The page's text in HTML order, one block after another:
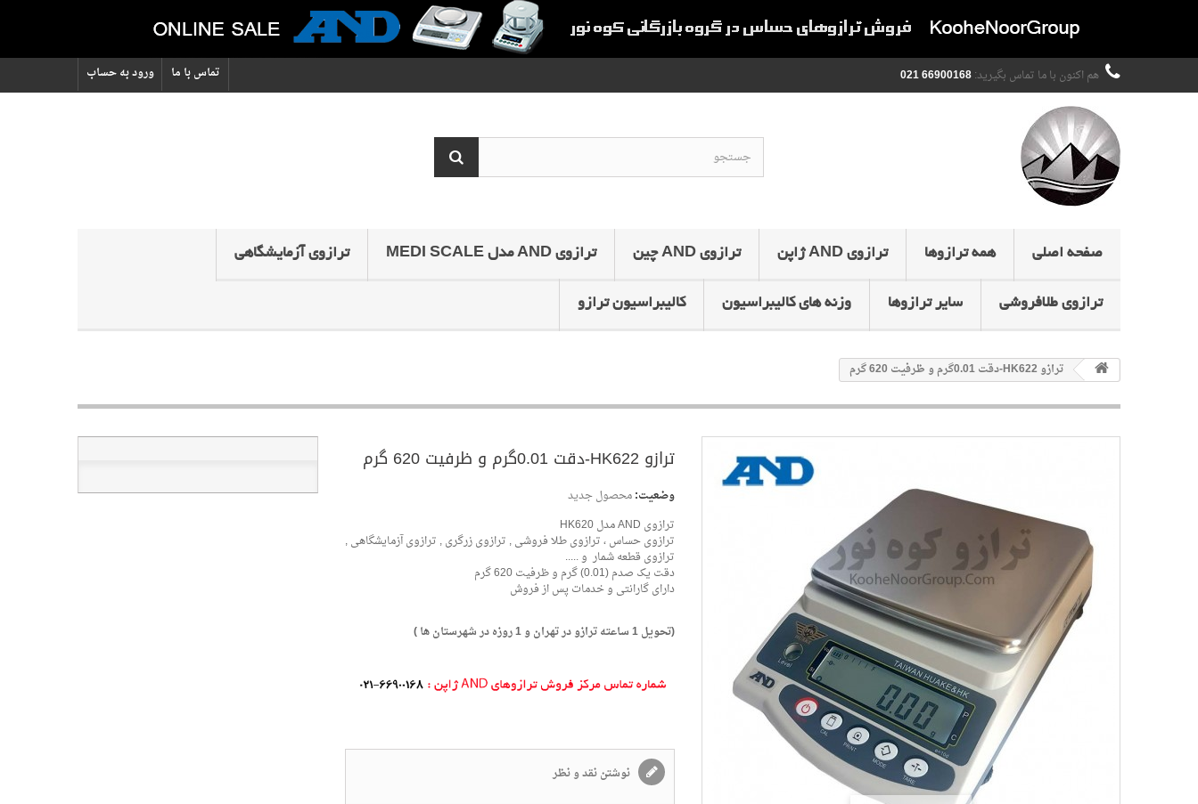
ورود به حساب تماس با ما هم اکنون با ما تماس بگیرید:66900168 021
صفحه اصلی همه ترازوها ترازوی AND ژاپن ترازوی AND چین ترازوی AND مدل MEDI SCALE ترازوی آزمایشگاهی
ترازوی طلافروشی سایر ترازوها وزنه های کالیبراسیون کالیبراسیون ترازو
ترازو HK622-دقت 0.01گرم و ظرفیت 620 گرم
وضعیت:محصول جدید
ترازوی AND مدل HK620
ترازوی حساس ، ترازوی طلا فروشی , ترازوی زرگری , ترازوی آزمایشگاهی ,
ترازوی قطعه شمار و .....
دقت یک صدم (0.01) گرم و ظرفیت 620 گرم
دارای گارانتی و خدمات پس از فروش
(تحویل 1 ساعته ترازو در تهران و 1 روزه در شهرستان ها )
نوشتن نقد و نظر